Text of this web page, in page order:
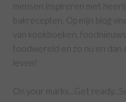
mensen inspireren met
bakrecepten. Op mijn blog
van kookboeken,
foodwereld en zo nu en dan
leven!
On your marks...Get